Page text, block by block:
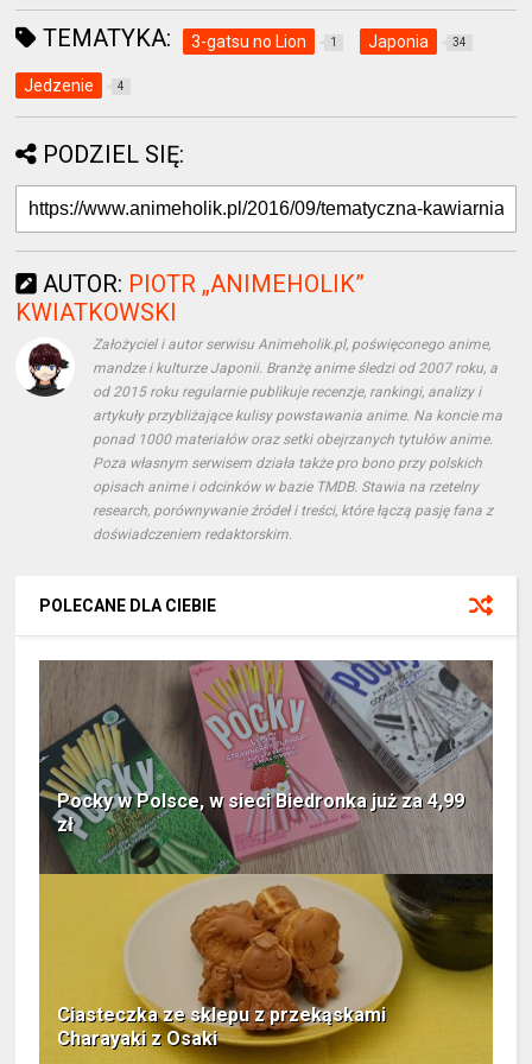
TEMATYKA: 3-gatsu no Lion 1 Japonia 34
Jedzenie 4
PODZIEL SIĘ:
AUTOR: PIOTR „ANIMEHOLIK”
KWIATKOWSKI
Założyciel i autor serwisu Animeholik.pl, poświęconego anime,
mandze i kulturze Japonii. Branżę anime śledzi od 2007 roku, a
od 2015 roku regularnie publikuje recenzje, rankingi, analizy i
artykuły przybliżające kulisy powstawania anime. Na koncie ma
ponad 1000 materiałów oraz setki obejrzanych tytułów anime.
Poza własnym serwisem działa także pro bono przy polskich
opisach anime i odcinków w bazie TMDB. Stawia na rzetelny
research, porównywanie źródeł i treści, które łączą pasję fana z
doświadczeniem redaktorskim.
POLECANE DLA CIEBIE
Pocky w Polsce, w sieci Biedronka już za 4,99
zł
Ciasteczka ze sklepu z przekąskami
Charayaki z Osaki